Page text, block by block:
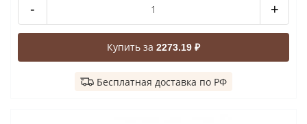
- +
Купить за 2273.19 ₽
Бесплатная доставка по РФ